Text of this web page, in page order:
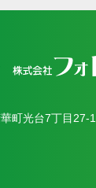
町光台7丁目27-1